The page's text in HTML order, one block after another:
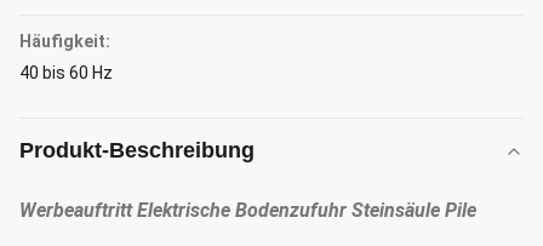
Häufigkeit:
40 bis 60 Hz
Produkt-Beschreibung
Werbeauftritt Elektrische Bodenzufuhr Steinsäule Pile